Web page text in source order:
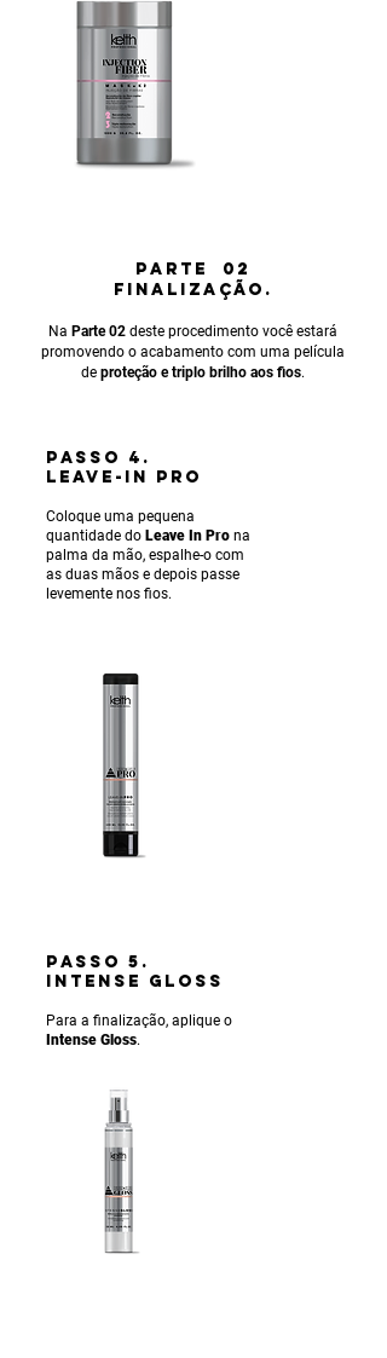
PARTE 02
FINALIZAÇÃO.
Na Parte 02 deste procedimento você estará
promovendo o acabamento com uma película
de proteção e triplo brilho aos fios.
PASSO 4.
LEAVE-IN PRO
Coloque uma pequena
quantidade do Leave In Pro na
palma da mão, espalhe-o com
as duas mãos e depois passe
levemente nos fios.
PASSO 5.
INTENSE gLOSS
Para a finalização, aplique o
Intense Gloss.